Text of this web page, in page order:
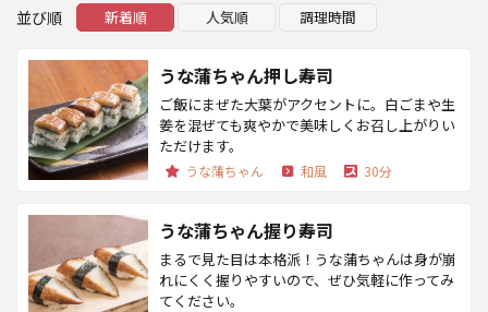
並び順
新着順 人気順 調理時間
うな蒲ちゃん押し寿司
ご飯にまぜた大葉がアクセントに。白ごまや生
姜を混ぜても爽やかで美味しくお召し上がりい
ただけます。
うな蒲ちゃん 和風 30分
うな蒲ちゃん握り寿司
まるで見た目は本格派！うな蒲ちゃんは身が崩
れにくく握りやすいので、ぜひ気軽に作ってみ
てください。